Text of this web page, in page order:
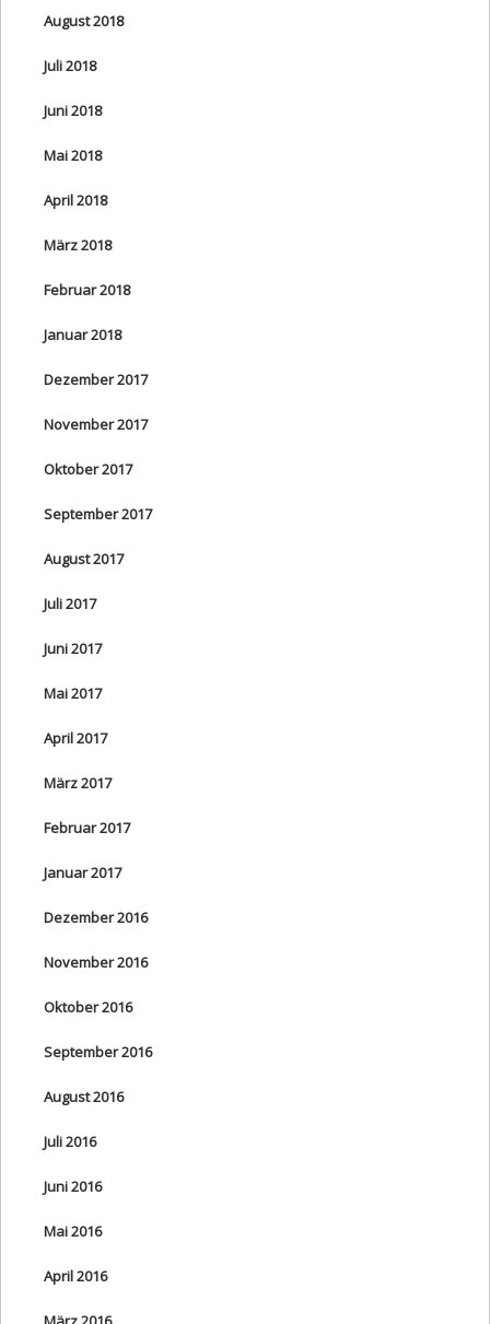
August 2018
Juli 2018
Juni 2018
Mai 2018
April 2018
März 2018
Februar 2018
Januar 2018
Dezember 2017
November 2017
Oktober 2017
September 2017
August 2017
Juli 2017
Juni 2017
Mai 2017
April 2017
März 2017
Februar 2017
Januar 2017
Dezember 2016
November 2016
Oktober 2016
September 2016
August 2016
Juli 2016
Juni 2016
Mai 2016
April 2016